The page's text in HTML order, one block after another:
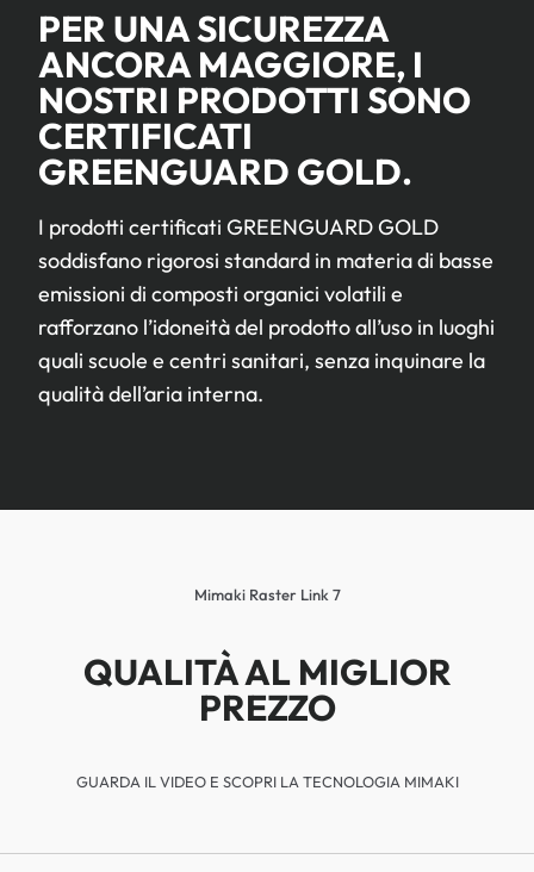
PER UNA SICUREZZA
ANCORA MAGGIORE, I
NOSTRI PRODOTTI SONO
CERTIFICATI
GREENGUARD GOLD.
I prodotti certificati GREENGUARD GOLD
soddisfano rigorosi standard in materia di basse
emissioni di composti organici volatili e
rafforzano l’idoneità del prodotto all’uso in luoghi
quali scuole e centri sanitari, senza inquinare la
qualità dell’aria interna.
Mimaki Raster Link 7
QUALITÀ AL MIGLIOR
PREZZO
GUARDA IL VIDEO E SCOPRI LA TECNOLOGIA MIMAKI